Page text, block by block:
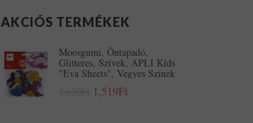
AKCIÓS TERMÉKEK
Moosgumi, Öntapadó,
Glitteres, Szívek, APLI Kids
"Eva Sheets", Vegyes Színek
1,519Ft